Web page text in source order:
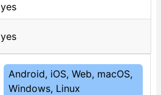
yes
yes
Android, iOS, Web, macOS,
Windows, Linux